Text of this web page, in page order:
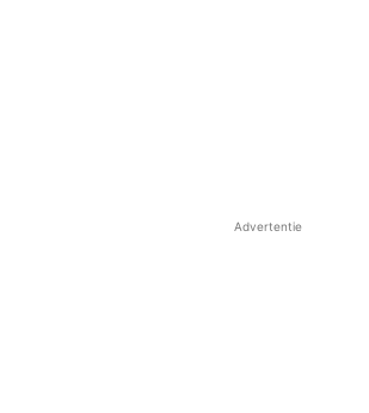
Advertentie